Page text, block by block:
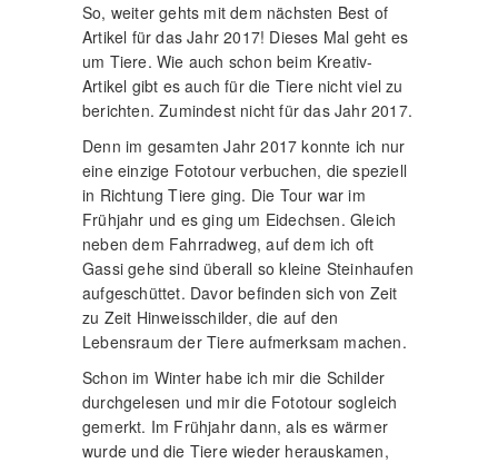
So, weiter gehts mit dem nächsten Best of
Artikel für das Jahr 2017! Dieses Mal geht es
um Tiere. Wie auch schon beim Kreativ-
Artikel gibt es auch für die Tiere nicht viel zu
berichten. Zumindest nicht für das Jahr 2017.
Denn im gesamten Jahr 2017 konnte ich nur
eine einzige Fototour verbuchen, die speziell
in Richtung Tiere ging. Die Tour war im
Frühjahr und es ging um Eidechsen. Gleich
neben dem Fahrradweg, auf dem ich oft
Gassi gehe sind überall so kleine Steinhaufen
aufgeschüttet. Davor befinden sich von Zeit
zu Zeit Hinweisschilder, die auf den
Lebensraum der Tiere aufmerksam machen.
Schon im Winter habe ich mir die Schilder
durchgelesen und mir die Fototour sogleich
gemerkt. Im Frühjahr dann, als es wärmer
wurde und die Tiere wieder herauskamen,